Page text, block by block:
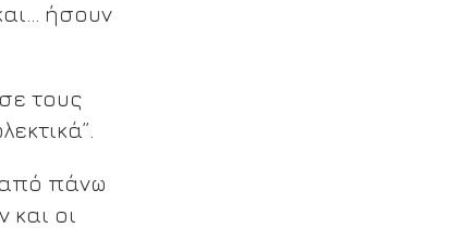
ήσουν
τους
από πάνω
και οι